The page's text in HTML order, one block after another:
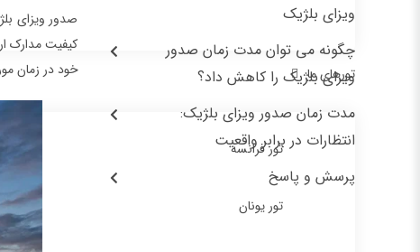
تورهای ما
تور فرانسه
تور یونان
ویزای بلژیک
چگونه می توان مدت زمان صدور
ویزای بلژیک را کاهش داد؟
مدت زمان صدور ویزای بلژیک:
انتظارات در برابر واقعیت
پرسش و پاسخ
صدور ویزای
کیفیت مدارک
خود در زمان